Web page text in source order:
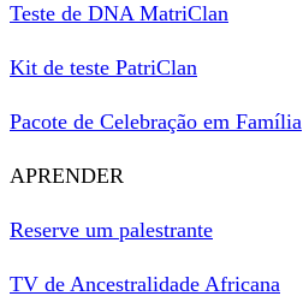
Teste de DNA MatriClan
Kit de teste PatriClan
Pacote de Celebração em Família
APRENDER
Reserve um palestrante
TV de Ancestralidade Africana